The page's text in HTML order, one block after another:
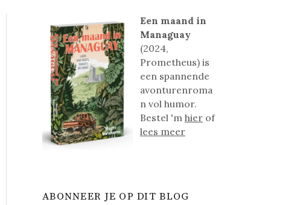
Een maand in
Managuay
(2024,
Prometheus) is
een spannende
avonturenroma
n vol humor.
Bestel 'mhier of
lees meer
ABONNEER JE OP DIT BLOG